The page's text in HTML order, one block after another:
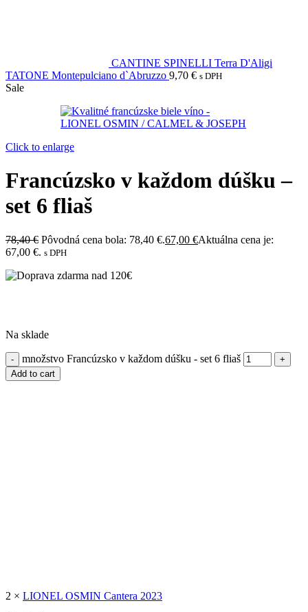
CANTINE SPINELLI Terra D'Aligi
TATONE Montepulciano d`Abruzzo 9,70 € s DPH
Sale
Click to enlarge
Francúzsko v každom dúšku –
set 6 fliaš
78,40€ Pôvodná cena bola: 78,40 €.67,00 €Aktuálna cena je:
67,00 €. s DPH
Na sklade
množstvo Francúzsko v každom dúšku - set 6 fliaš
Add to cart
2 × LIONEL OSMIN Cantera 2023